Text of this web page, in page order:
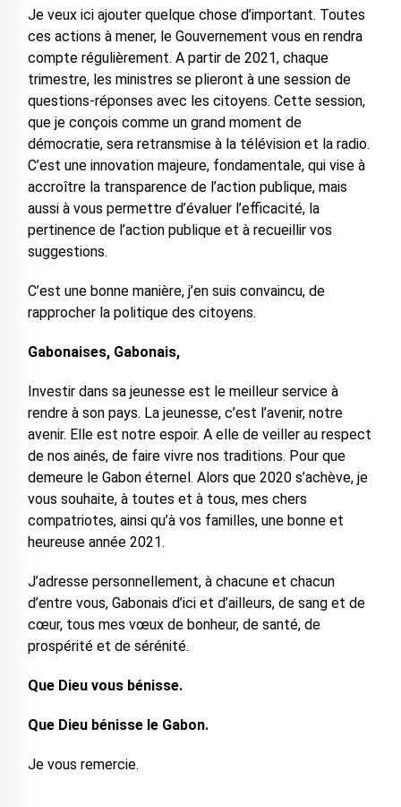
Je veux ici ajouter quelque chose d’important. Toutes
ces actions à mener, le Gouvernement vous en rendra
compte régulièrement. A partir de 2021, chaque
trimestre, les ministres se plieront à une session de
questions-réponses avec les citoyens. Cette session,
que je conçois comme un grand moment de
démocratie, sera retransmise à la télévision et la radio.
C’est une innovation majeure, fondamentale, qui vise à
accroître la transparence de l’action publique, mais
aussi à vous permettre d’évaluer l’efficacité, la
pertinence de l’action publique et à recueillir vos
suggestions.
C’est une bonne manière, j’en suis convaincu, de
rapprocher la politique des citoyens.
Gabonaises, Gabonais,
Investir dans sa jeunesse est le meilleur service à
rendre à son pays. La jeunesse, c’est l’avenir, notre
avenir. Elle est notre espoir. A elle de veiller au respect
de nos ainés, de faire vivre nos traditions. Pour que
demeure le Gabon éternel. Alors que 2020 s’achève, je
vous souhaite, à toutes et à tous, mes chers
compatriotes, ainsi qu’à vos familles, une bonne et
heureuse année 2021.
J’adresse personnellement, à chacune et chacun
d’entre vous, Gabonais d’ici et d’ailleurs, de sang et de
cœur, tous mes vœux de bonheur, de santé, de
prospérité et de sérénité.
Que Dieu vous bénisse.
Que Dieu bénisse le Gabon.
Je vous remercie.